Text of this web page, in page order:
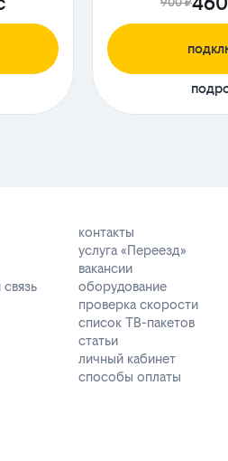
контакты
услуга «Переезд»
вакансии
оборудование
проверка скорости
список ТВ-пакетов
статьи
личный кабинет
способы оплаты